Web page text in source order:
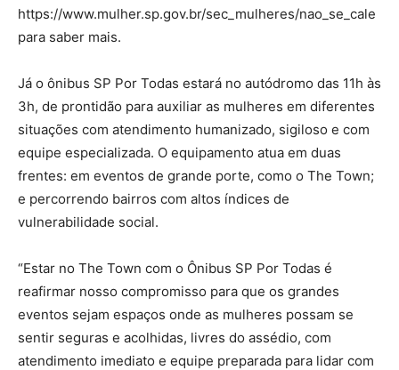
https://www.mulher.sp.gov.br/sec_mulheres/nao_se_cale
para saber mais.
Já o ônibus SP Por Todas estará no autódromo das 11h às
3h, de prontidão para auxiliar as mulheres em diferentes
situações com atendimento humanizado, sigiloso e com
equipe especializada. O equipamento atua em duas
frentes: em eventos de grande porte, como o The Town;
e percorrendo bairros com altos índices de
vulnerabilidade social.
“Estar no The Town com o Ônibus SP Por Todas é
reafirmar nosso compromisso para que os grandes
eventos sejam espaços onde as mulheres possam se
sentir seguras e acolhidas, livres do assédio, com
atendimento imediato e equipe preparada para lidar com